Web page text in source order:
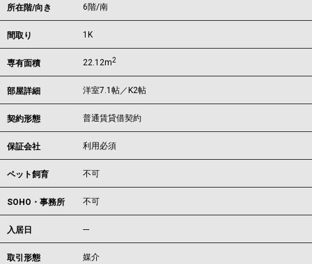
所在階/向き 6階/南
間取り 1K
専有面積 22.12m2
部屋詳細 洋室7.1帖／K2帖
契約形態 普通賃貸借契約
保証会社 利用必須
ペット飼育 不可
SOHO・事務所 不可
入居日 ---
取引形態 媒介